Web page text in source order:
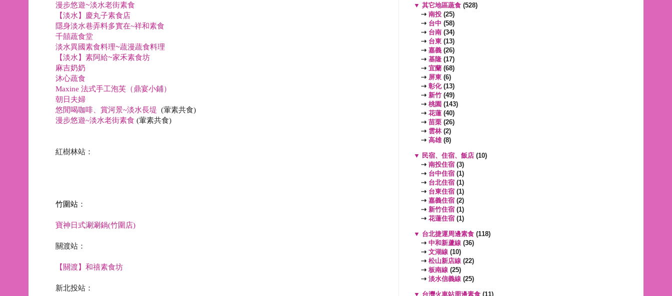
漫步悠遊~淡水老街素食
【淡水】慶丸子素食店
隱身淡水巷弄料多實在~祥和素食
千囍蔬食堂
淡水異國素食料理~蔬漫蔬食料理
【淡水】素阿給~家禾素食坊
麻吉奶奶
沐心蔬食
Maxine 法式手工泡芙（鼎宴小鋪）
朝日夫婦
悠閒喝咖啡、賞河景~淡水長堤 (葷素共食)
漫步悠遊~淡水老街素食 (葷素共食)
紅樹林站：
竹圍站 ：
寶神日式涮涮鍋(竹圍店)
關渡站：
【關渡】和禧素食坊
新北投站：
▼ 其它地區蔬食 (528)
⇢ 南投 (25)
⇢ 台中 (58)
⇢ 台南 (34)
⇢ 台東 (13)
⇢ 嘉義 (26)
⇢ 基隆 (17)
⇢ 宜蘭 (68)
⇢ 屏東 (6)
⇢ 彰化(13)
⇢ 新竹 (49)
⇢ 桃園 (143)
⇢ 花蓮 (40)
⇢ 苗栗 (26)
⇢ 雲林(2)
⇢ 高雄(8)
▼ 民宿、住宿、飯店 (10)
⇢ 南投住宿 (3)
⇢ 台中住宿 (1)
⇢ 台北住宿 (1)
⇢ 台東住宿 (1)
⇢ 嘉義住宿 (2)
⇢ 新竹住宿 (1)
⇢ 花蓮住宿 (1)
▼ 台北捷運周邊素食 (118)
⇢ 中和新蘆線 (36)
⇢ 文湖線 (10)
⇢ 松山新店線 (22)
⇢ 板南線 (25)
⇢ 淡水信義線 (25)
▼ 台灣火車站周邊素食 (11)